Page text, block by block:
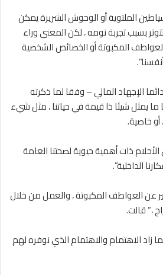
الملتوية أو الوحوش الشريرة يمكن
بسبب تجربة نومه ، لكن المعنى وراء
المكبوتة أو الخصائص الشخصية
الإجهاد المالي – وفقا لما ذكرته
ما يمثل شيئا ذا قيمة في حياتنا ، مثل شيء
خاصية.
ذات أهمية حيوية لصحتنا العامة
الداخلية”.
عن العواطف المكبوتة ، والعمل من خلال
،” قالت.
زاد الاهتمام والاهتمام الذي نوفره لهم